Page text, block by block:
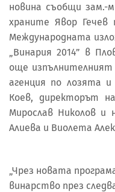
новина съобщи зам.-
храните Явор
Международната
„Винария 2014” в
още
агенция по лозята
Коев, директорът
Мирослав Николов и
Алиева и Виолета
„Чрез новата
винарство през